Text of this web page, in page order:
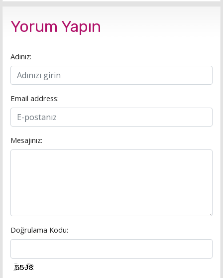
Yorum Yapın
Adınız:
Email address:
Mesajınız:
Doğrulama Kodu: